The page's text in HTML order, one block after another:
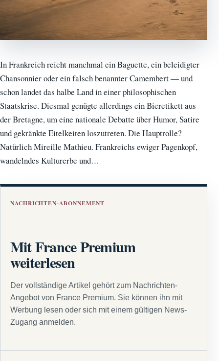
In Frankreich reicht manchmal ein Baguette, ein beleidigter
Chansonnier oder ein falsch benannter Camembert — und
schon landet das halbe Land in einer philosophischen
Staatskrise. Diesmal genügte allerdings ein Bieretikett aus
der Bretagne, um eine nationale Debatte über Humor, Satire
und gekränkte Eitelkeiten loszutreten. Die Hauptrolle?
Natürlich Mireille Mathieu. Frankreichs ewiger Pagenkopf,
wandelndes Kulturerbe und…
NACHRICHTEN-ABONNEMENT
Mit France Premium
weiterlesen
Der vollständige Artikel gehört zum Nachrichten-
Angebot von France Premium. Sie können ihn mit
Werbung lesen oder sich mit einem gültigen News-
Zugang anmelden.